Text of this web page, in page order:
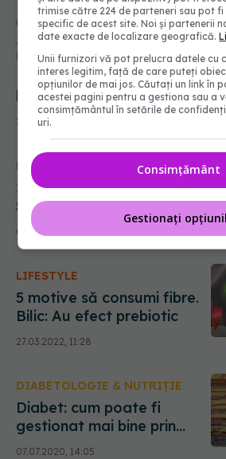
CITEȘTE ȘI
DIETĂ & DETOX
Dieta keto, 11 alimente
bogate în fibre acceptate.
Care sunt beneficiile
28.11.2022, 22:13
DIETĂ & DETOX
21 alimente bogate în fibre.
Sunt ușor de introdus în
meniu. Reduc riscul de
diabet și boli de inimă, cu
01.11.2022, 17:23
LIFESTYLE
5 motive să consumi fibre.
Bilic: Au efect prebiotic
27.03.2022, 11:28
DIABETOLOGIE & NUTRIȚIE
Diabet: cum poate fi
gestionat mai bine prin
reglarea aportului de fibre
07.07.2020, 14:05
trimise către 224 de parteneri sau pot
specific de acest site. Noi și partenerii
date exacte de localizare geografică.
Unii furnizori vă pot prelucra datele cu
interes legitim, față de care puteți
opțiunilor de mai jos. Căutați un link în
acestei pagini pentru a gestiona sau a
consimțământul în setările de
uri.
Consimțământ
Gestionați